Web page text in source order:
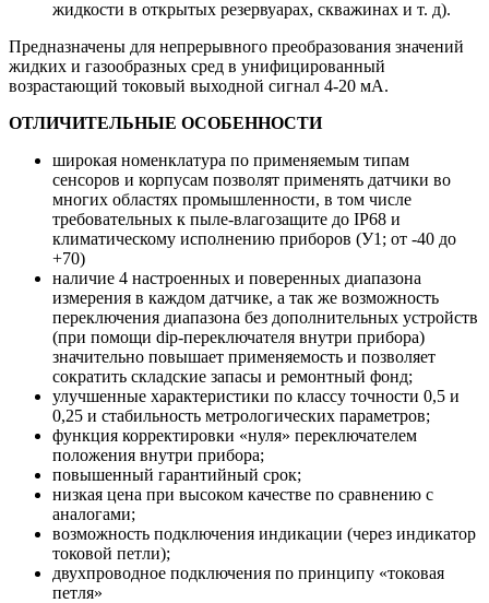
жидкости в открытых резервуарах, скважинах и т. д).
Предназначены для непрерывного преобразования значений
жидких и газообразных сред в унифицированный
возрастающий токовый выходной сигнал 4-20 мА.
ОТЛИЧИТЕЛЬНЫЕ ОСОБЕННОСТИ
широкая номенклатура по применяемым типам
сенсоров и корпусам позволят применять датчики во
многих областях промышленности, в том числе
требовательных к пыле-влагозащите до IP68 и
климатическому исполнению приборов (У1; от -40 до
+70)
наличие 4 настроенных и поверенных диапазона
измерения в каждом датчике, а так же возможность
переключения диапазона без дополнительных устройств
(при помощи dip-переключателя внутри прибора)
значительно повышает применяемость и позволяет
сократить складские запасы и ремонтный фонд;
улучшенные характеристики по классу точности 0,5 и
0,25 и стабильность метрологических параметров;
функция корректировки «нуля» переключателем
положения внутри прибора;
повышенный гарантийный срок;
низкая цена при высоком качестве по сравнению с
аналогами;
возможность подключения индикации (через индикатор
токовой петли);
двухпроводное подключения по принципу «токовая
петля»